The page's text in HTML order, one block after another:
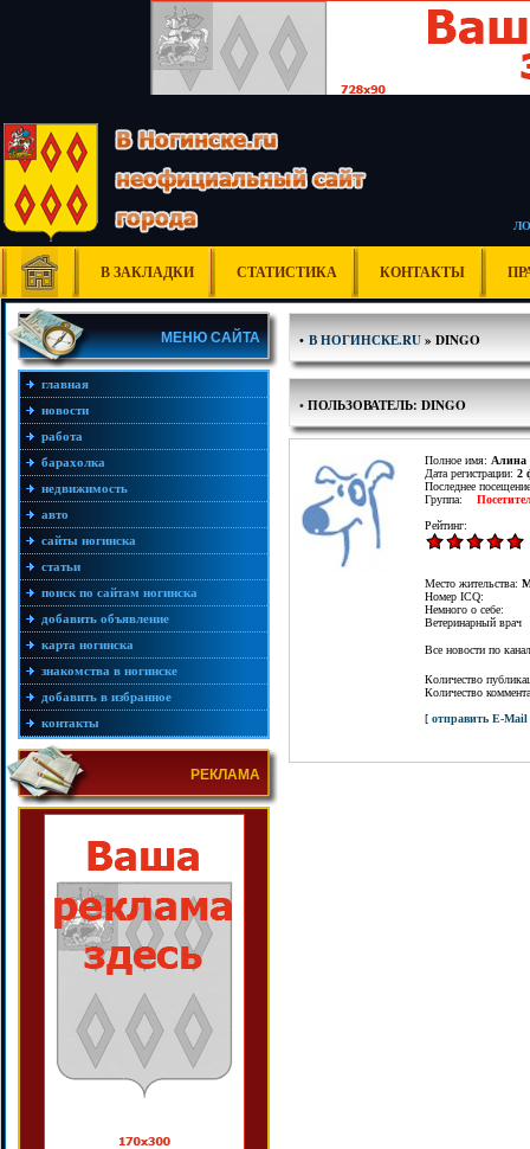
В ЗАКЛАДКИ СТАТИСТИКА КОНТАКТЫ
МЕНЮ САЙТА
главная
новости
работа
барахолка
недвижимость
авто
сайты ногинска
статьи
поиск по сайтам ногинска
добавить объявление
карта ногинска
знакомства в ногинске
добавить в избранное
контакты
РЕКЛАМА
• В НОГИНСКЕ.RU» DINGO
• ПОЛЬЗОВАТЕЛЬ: DINGO
Полное имя: Алина
Дата регистрации: 2
Последнее
Группа:
Рейтинг:
Место жительства:
Номер ICQ:
Немного о себе:
Ветеринарный врач
Все новости по
Количество
Количество
[ отправить E-Mail